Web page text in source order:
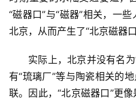
“磁器口”与“磁器”相关，一
北京，从而产生了“北京磁器口
实际上，北京并没有名
有“琉璃厂”等与陶瓷相关的
联。因此，“北京磁器口”更